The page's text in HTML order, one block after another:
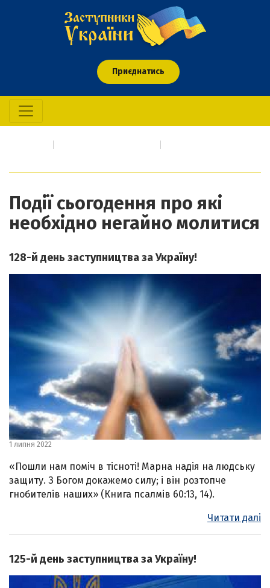
Приєднатись
Події сьогодення про які
необхідно негайно молитися
128-й день заступництва за Україну!
1 липня 2022
«Пошли нам поміч в тісноті! Марна надія на людську
защиту. З Богом докажемо силу; і він розтопче
гнобителів наших» (Книга псалмів 60:13, 14).
Читати далі
125-й день заступництва за Україну!